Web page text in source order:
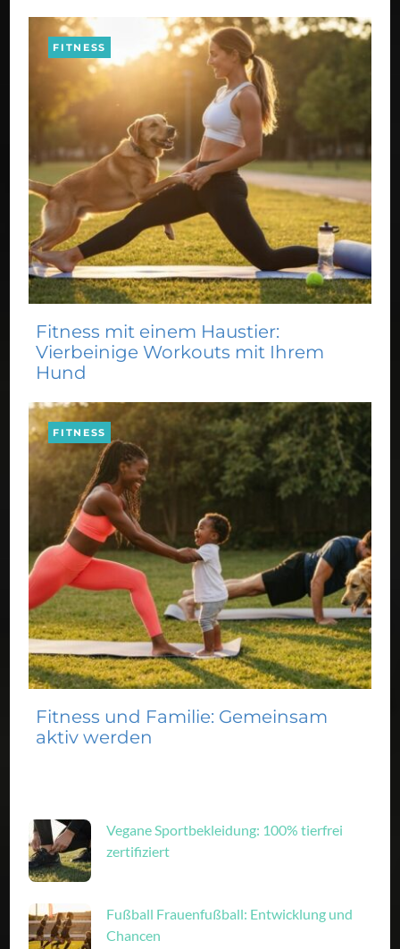
FITNESS
Fitness mit einem Haustier:
Vierbeinige Workouts mit Ihrem
Hund
FITNESS
Fitness und Familie: Gemeinsam
aktiv werden
Vegane Sportbekleidung: 100% tierfrei
zertifiziert
Fußball Frauenfußball: Entwicklung und
Chancen